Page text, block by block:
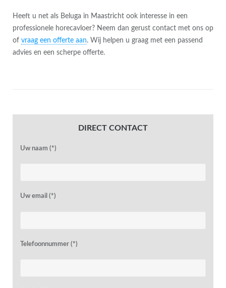
Heeft u net als Beluga in Maastricht ook interesse in een
professionele horecavloer? Neem dan gerust contact met ons op
of vraag een offerte aan. Wij helpen u graag met een passend
advies en een scherpe offerte.
DIRECT CONTACT
Uw naam (*)
Uw email (*)
Telefoonnummer (*)